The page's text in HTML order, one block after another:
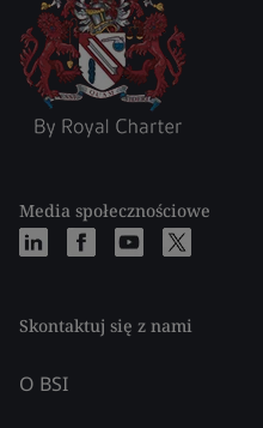
Media społecznościowe
Skontaktuj się z nami
O BSI